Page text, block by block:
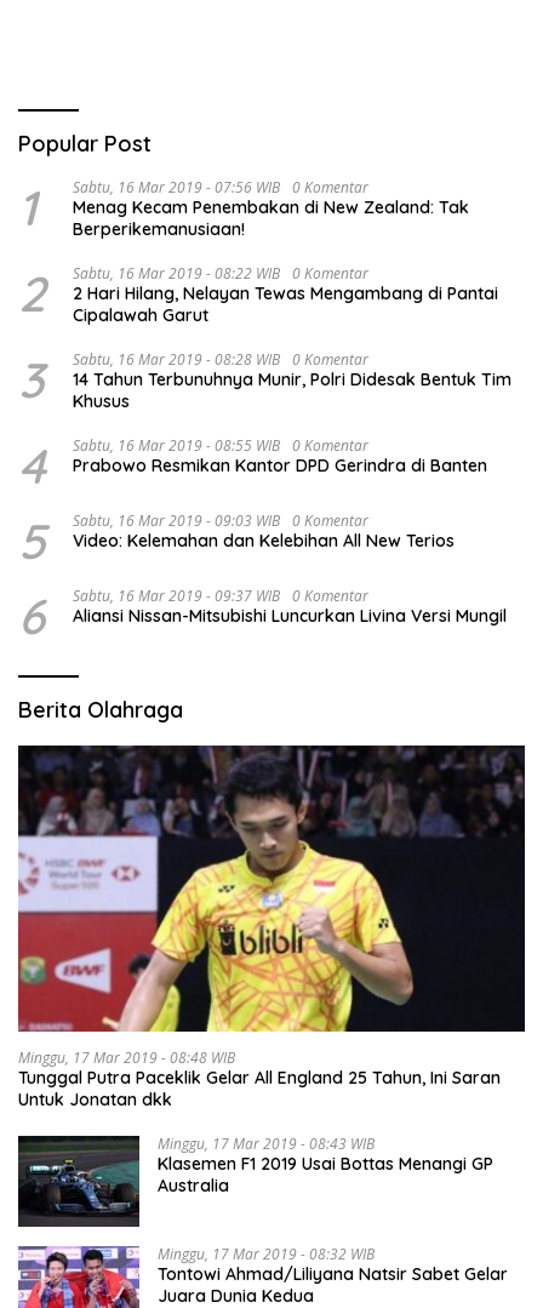
Popular Post
1 Sabtu, 16 Mar 2019 - 07:56 WIB 0 Komentar
Menag Kecam Penembakan di New Zealand: Tak
Berperikemanusiaan!
2 Sabtu, 16 Mar 2019 - 08:22 WIB 0 Komentar
2 Hari Hilang, Nelayan Tewas Mengambang di Pantai
Cipalawah Garut
3 Sabtu, 16 Mar 2019 - 08:28 WIB 0 Komentar
14 Tahun Terbunuhnya Munir, Polri Didesak Bentuk Tim
Khusus
4 Sabtu, 16 Mar 2019 - 08:55 WIB 0 Komentar
Prabowo Resmikan Kantor DPD Gerindra di Banten
5 Sabtu, 16 Mar 2019 - 09:03 WIB 0 Komentar
Video: Kelemahan dan Kelebihan All New Terios
6 Sabtu, 16 Mar 2019 - 09:37 WIB 0 Komentar
Aliansi Nissan-Mitsubishi Luncurkan Livina Versi Mungil
Berita Olahraga
Minggu, 17 Mar 2019 - 08:48 WIB
Tunggal Putra Paceklik Gelar All England 25 Tahun, Ini Saran
Untuk Jonatan dkk
Minggu, 17 Mar 2019 - 08:43 WIB
Klasemen F1 2019 Usai Bottas Menangi GP
Australia
Minggu, 17 Mar 2019 - 08:32 WIB
Tontowi Ahmad/Liliyana Natsir Sabet Gelar
Juara Dunia Kedua